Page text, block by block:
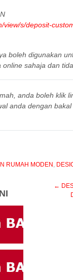
view/s/deposit-
boleh digunakan
sahaja dan
anda boleh klik
anda dengan bakal
RUMAH MODEN ,
←